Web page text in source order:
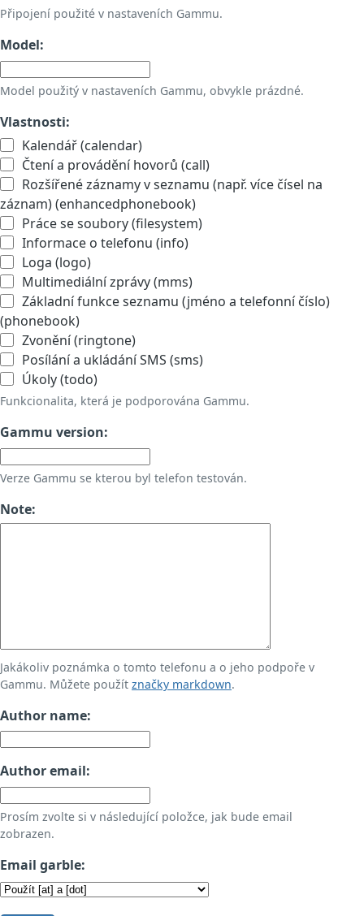
Připojení použité v nastaveních Gammu.
Model:
Model použitý v nastaveních Gammu, obvykle prázdné.
Vlastnosti:
Kalendář (calendar)
Čtení a provádění hovorů (call)
Rozšířené záznamy v seznamu (např. více čísel na
záznam) (enhancedphonebook)
Práce se soubory (filesystem)
Informace o telefonu (info)
Loga (logo)
Multimediální zprávy (mms)
Základní funkce seznamu (jméno a telefonní číslo)
(phonebook)
Zvonění (ringtone)
Posílání a ukládání SMS (sms)
Úkoly (todo)
Funkcionalita, která je podporována Gammu.
Gammu version:
Verze Gammu se kterou byl telefon testován.
Note:
Jakákoliv poznámka o tomto telefonu a o jeho podpoře v
Gammu. Můžete použít značky markdown.
Author name:
Author email:
Prosím zvolte si v následující položce, jak bude email
zobrazen.
Email garble: